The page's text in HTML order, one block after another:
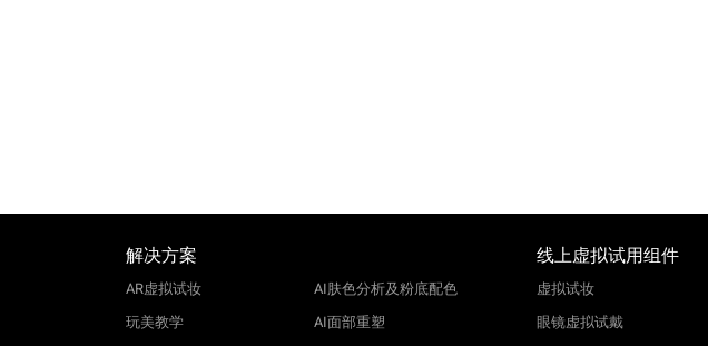
解决方案
AR虚拟试妆
玩美教学
AI肤色分析及粉底配色
AI面部重塑
线上虚拟试用组件
虚拟试妆
眼镜虚拟试戴